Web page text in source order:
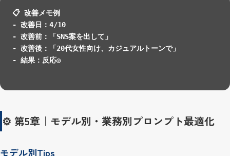
📋 改善メモ例
- 改善日：4/10
- 改善前：「SNS案を出して」
- 改善後：「20代女性向け、カジュアルトーンで」
- 結果：反応◎
⚙️ 第5章｜モデル別・業務別プロンプト最適化
モデル別Tips